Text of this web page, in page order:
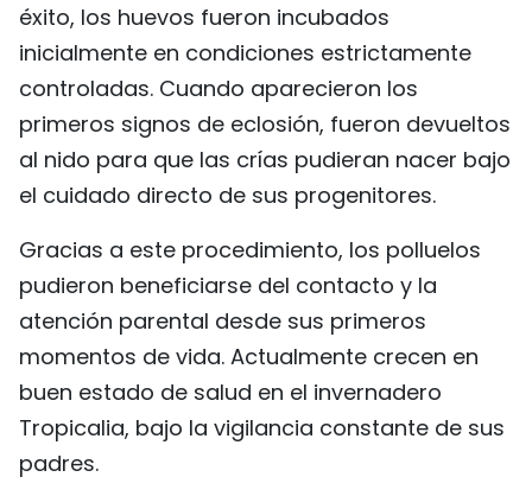
éxito, los huevos fueron incubados
inicialmente en condiciones estrictamente
controladas. Cuando aparecieron los
primeros signos de eclosión, fueron devueltos
al nido para que las crías pudieran nacer bajo
el cuidado directo de sus progenitores.
Gracias a este procedimiento, los polluelos
pudieron beneficiarse del contacto y la
atención parental desde sus primeros
momentos de vida. Actualmente crecen en
buen estado de salud en el invernadero
Tropicalia, bajo la vigilancia constante de sus
padres.